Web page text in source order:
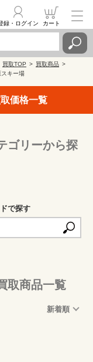
録・ログイン カート
買取TOP
買取商品
スキー場
価格一覧
ゴリーから探
で探す
取商品一覧
新着順